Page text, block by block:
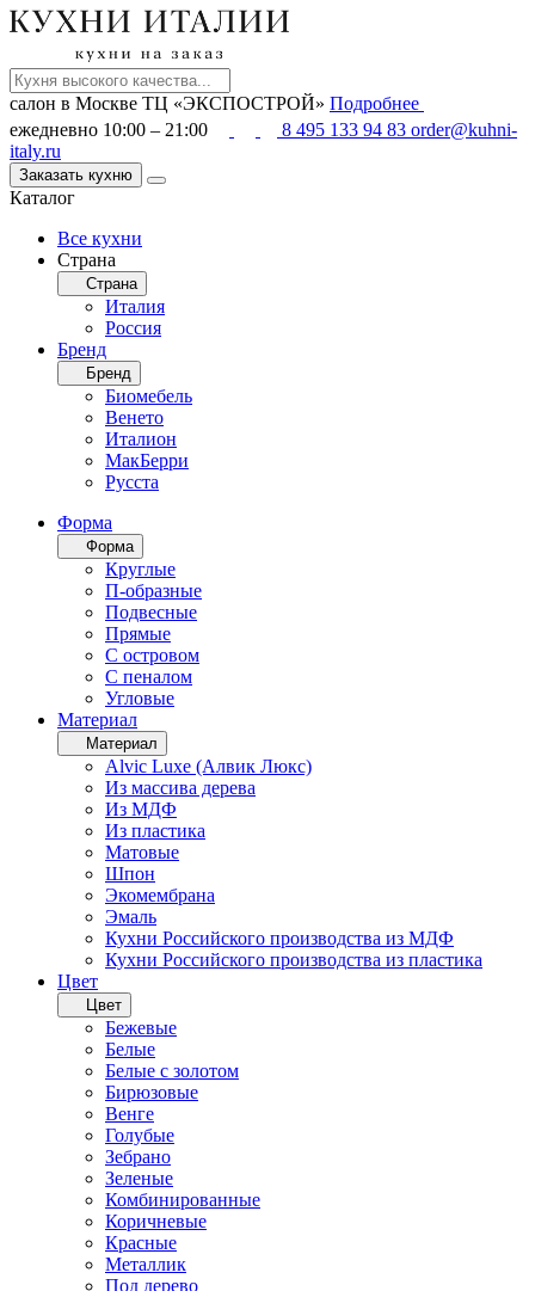
салон в Москве ТЦ «ЭКСПОСТРОЙ» Подробнее
ежедневно 10:00 – 21:00
8 495 133 94 83 order@kuhni-
italy.ru
Заказать кухню
Каталог
Все кухни
Страна
Страна
Италия
Россия
Бренд
Бренд
Биомебель
Венето
Италион
МакБерри
Русста
Форма
Форма
Круглые
П-образные
Подвесные
Прямые
С островом
С пеналом
Угловые
Материал
Материал
Alvic Luxe (Алвик Люкс)
Из массива дерева
Из МДФ
Из пластика
Матовые
Шпон
Экомембрана
Эмаль
Кухни Российского производства из МДФ
Кухни Российского производства из пластика
Цвет
Цвет
Бежевые
Белые
Белые с золотом
Бирюзовые
Венге
Голубые
Зебрано
Зеленые
Комбинированные
Коричневые
Красные
Металлик
Под дерево